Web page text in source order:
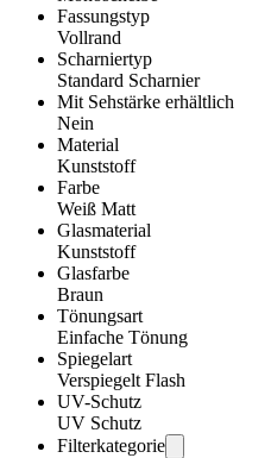
Fassungstyp
Vollrand
Scharniertyp
Standard Scharnier
Mit Sehstärke erhältlich
Nein
Material
Kunststoff
Farbe
Weiß Matt
Glasmaterial
Kunststoff
Glasfarbe
Braun
Tönungsart
Einfache Tönung
Spiegelart
Verspiegelt Flash
UV-Schutz
UV Schutz
Filterkategorie